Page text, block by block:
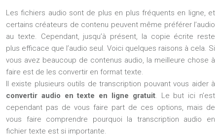
Les fichiers audio sont de plus en plus fréquents en ligne, et
certains créateurs de contenu peuvent même préférer l’audio
au texte. Cependant, jusqu’à présent, la copie écrite reste
plus efficace que l’audio seul. Voici quelques raisons à cela. Si
vous avez beaucoup de contenus audio, la meilleure chose à
faire est de les convertir en format texte.
Il existe plusieurs outils de transcription pouvant vous aider à
convertir audio en texte en ligne gratuit. Le but ici n’est
cependant pas de vous faire part de ces options, mais de
vous faire comprendre pourquoi la transcription audio en
fichier texte est si importante.